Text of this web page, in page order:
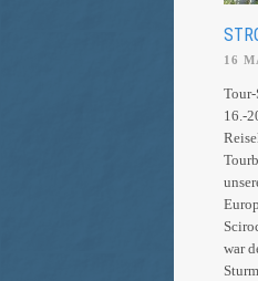
16
16.-
war